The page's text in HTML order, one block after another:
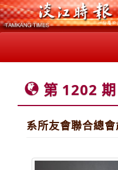
第 1202
系所友會聯合總